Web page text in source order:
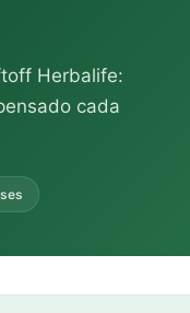
Herbalife:
cada